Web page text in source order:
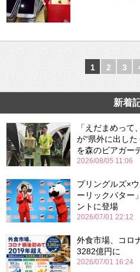
1 2 3
新着
「えだまめっ
が“県外に出し
を森のビアガー
2026/08/05 11:06
プリングルズ×
ーリックバター
ントに登場
2026/07/01 22:12
外食市場、コロ
3282億円に
2026/07/01 16:24